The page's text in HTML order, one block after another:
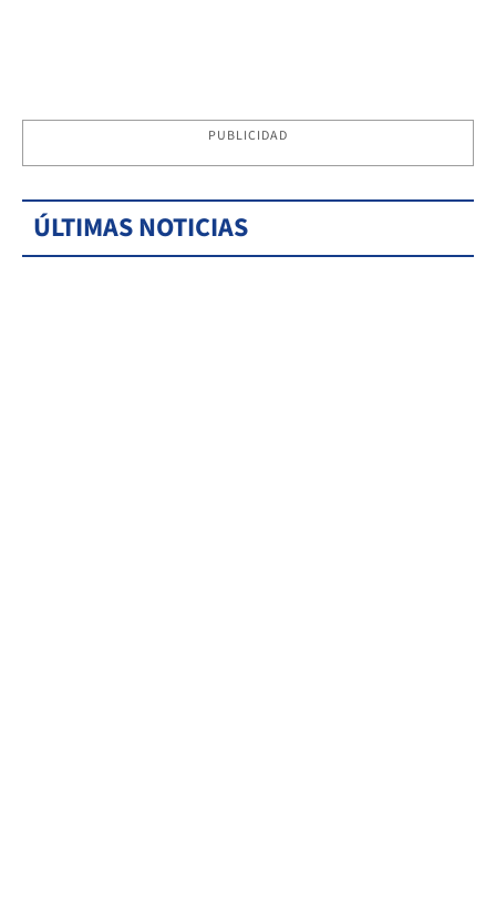
PUBLICIDAD
ÚLTIMAS NOTICIAS